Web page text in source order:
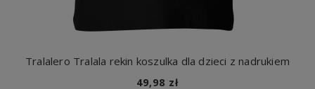
Tralalero Tralala rekin koszulka dla dzieci z nadrukiem
49,98 zł